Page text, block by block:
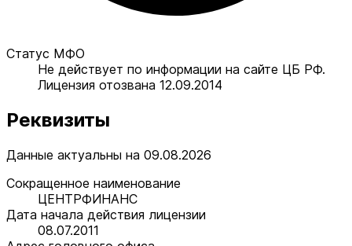
Статус МФО
Не действует по информации на сайте ЦБ РФ.
Лицензия отозвана 12.09.2014
Реквизиты
Данные актуальны на 09.08.2026
Сокращенное наименование
ЦЕНТРФИНАНС
Дата начала действия лицензии
08.07.2011